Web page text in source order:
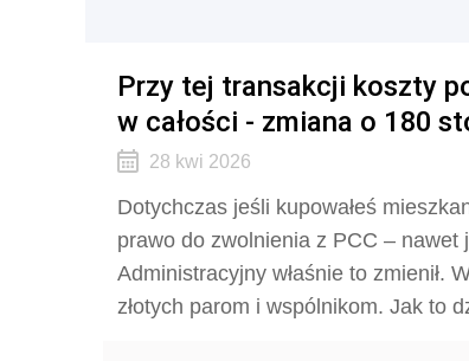
Przy tej transakcji koszty
w całości - zmiana o 180
28 kwi 2026
Dotychczas jeśli kupowałeś
prawo do zwolnienia z PCC – nawet
Administracyjny właśnie to zmienił.
złotych parom i wspólnikom. Jak to